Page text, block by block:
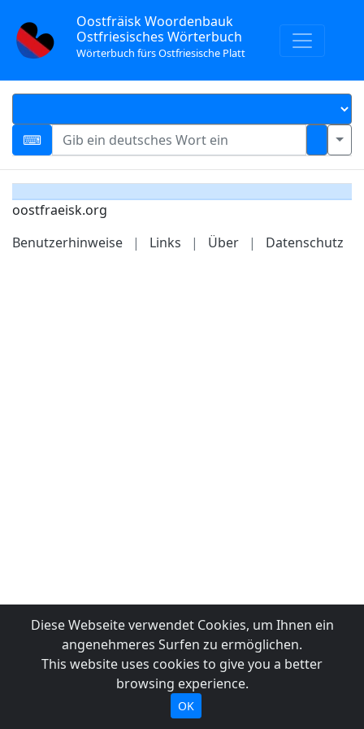
Oostfräisk Woordenbauk
Ostfriesisches Wörterbuch
Wörterbuch fürs Ostfriesische Platt
oostfraeisk.org
Benutzerhinweise
| Links | Über | Datenschutz
Diese Webseite verwendet Cookies, um Ihnen ein
angenehmeres Surfen zu ermöglichen.
This website uses cookies to give you a better
browsing experience.
OK